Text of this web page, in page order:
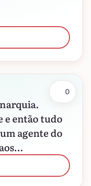
e então tudo
agente do
0